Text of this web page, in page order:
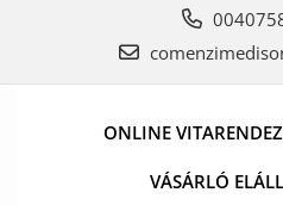
ONLINE
VÁSÁRLÓ